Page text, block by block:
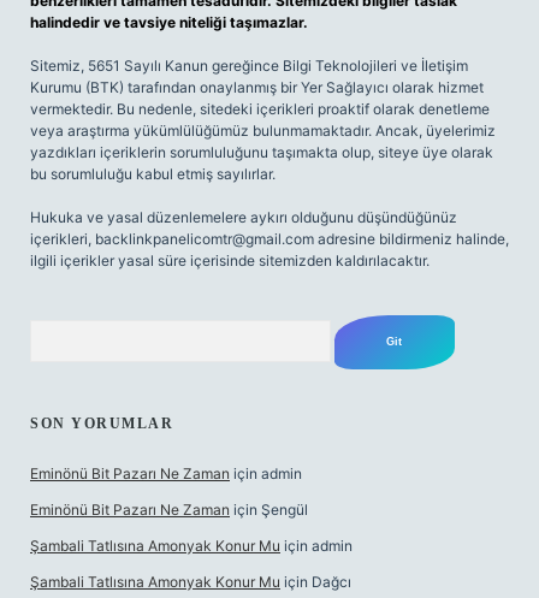
halindedir ve tavsiye niteliği taşımazlar.
Sitemiz, 5651 Sayılı Kanun gereğince Bilgi Teknolojileri ve İletişim
Kurumu (BTK) tarafından onaylanmış bir Yer Sağlayıcı olarak hizmet
vermektedir. Bu nedenle, sitedeki içerikleri proaktif olarak denetleme
veya araştırma yükümlülüğümüz bulunmamaktadır. Ancak, üyelerimiz
yazdıkları içeriklerin sorumluluğunu taşımakta olup, siteye üye olarak
bu sorumluluğu kabul etmiş sayılırlar.
Hukuka ve yasal düzenlemelere aykırı olduğunu düşündüğünüz
içerikleri, backlinkpanelicomtr@gmail.com adresine bildirmeniz halinde,
ilgili içerikler yasal süre içerisinde sitemizden kaldırılacaktır.
SON YORUMLAR
Eminönü Bit Pazarı Ne Zaman için admin
Eminönü Bit Pazarı Ne Zaman için Şengül
Şambali Tatlısına Amonyak Konur Mu için admin
Şambali Tatlısına Amonyak Konur Mu için Dağcı